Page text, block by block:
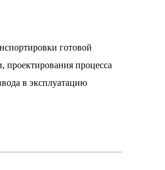
готовой
процесса
в эксплуатацию